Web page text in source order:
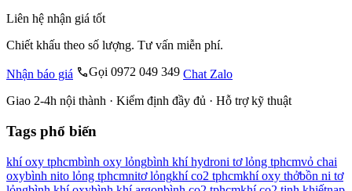
Liên hệ nhận giá tốt
Chiết khấu theo số lượng. Tư vấn miễn phí.
Nhận báo giá Gọi 0972 049 349 Chat Zalo
Giao 2-4h nội thành · Kiểm định đầy đủ · Hỗ trợ kỹ thuật
Tags phổ biến
khí oxy tphcmbình oxy lỏngbình khí hydroni tơ lỏng tphcmvỏ chai
oxybình nito lỏng tphcmnitơ lỏngkhí co2 tphcmkhí oxy thởbồn ni tơ